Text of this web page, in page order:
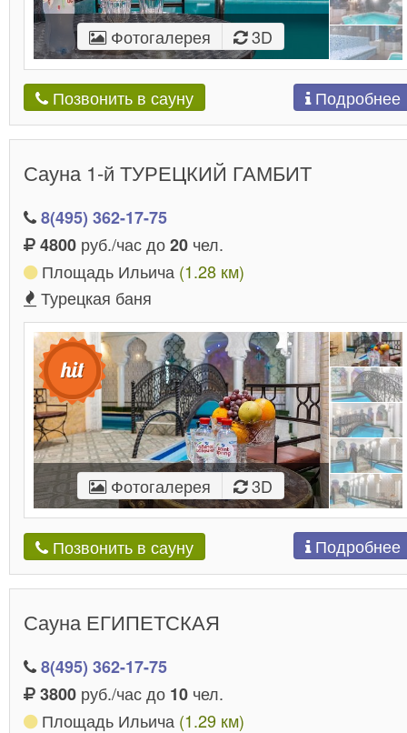
Фотогалерея 3D
Позвонить в сауну Подробнее
Сауна 1-й ТУРЕЦКИЙ ГАМБИТ
8(495) 362-17-75
4800 руб./час до20 чел.
Площадь Ильича (1.28 км)
Турецкая баня
Фотогалерея 3D
Позвонить в сауну Подробнее
Сауна ЕГИПЕТСКАЯ
8(495) 362-17-75
3800 руб./час до 10 чел.
Площадь Ильича (1.29 км)